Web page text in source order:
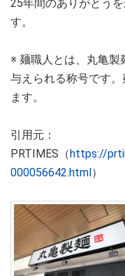
25年間のありがとう
す。
※ 麺職人とは、丸亀製
与えられる称号です
ます。
引用元：
PRTIMES（https://
000056642.html）